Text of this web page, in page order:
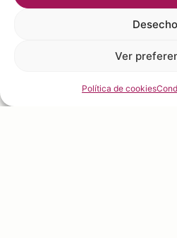
Ver
Política de cookies